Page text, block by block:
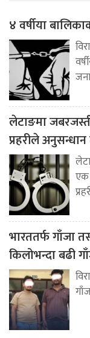
४ वर्षीया
लेटाङमा
प्रहरीले अनुसन्धान
एक
भारततर्फ गाँजा
किलोभन्दा बढी